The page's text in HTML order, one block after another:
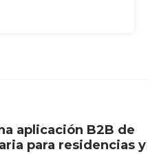
aplicación B2B de
para residencias y